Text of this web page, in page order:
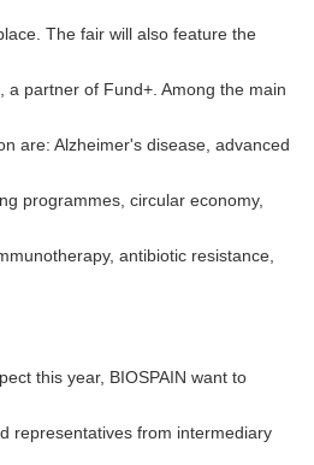
The fair will also feature the
a partner of Fund+. Among the main
are: Alzheimer's disease, advanced
programmes, circular economy,
antibiotic resistance,
this year, BIOSPAIN want to
representatives from intermediary